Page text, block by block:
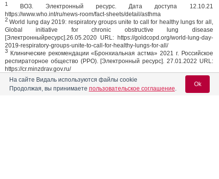
1
ВОЗ. Электронный ресурс. Дата доступа 12.10.21
https://www.who.int/ru/news-room/fact-sheets/detail/asthma
2 World lung day 2019: respiratory groups unite to call for healthy lungs for all,
Global initiative for chronic obstructive lung disease
[Электронныйресурс].26.05.2020 URL: https://goldcopd.org/world-lung-day-
2019-respiratory-groups-unite-to-call-for-healthy-lungs-for-all/
3 Клинические рекомендации «Бронхиальная астма» 2021 г. Российское
респираторное общество (РРО). [Электронный ресурс]. 27.01.2022 URL:
https://cr.minzdrav.gov.ru/
4 Глобальная инициатива бронхиальной астме 2020 (Global Initiative for
Asthma, GINA). [Электронный ресурс], 24.07.2020. URL
http://www.ginasthma.org
На сайте Видаль используются файлы cookie
Продолжая, вы принимаете пользовательское соглашение.
Ok